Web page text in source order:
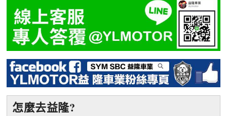
怎麼去益隆?